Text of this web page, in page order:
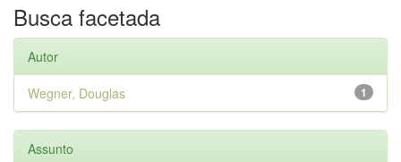
Busca facetada
Autor
1
Wegner, Douglas
Assunto